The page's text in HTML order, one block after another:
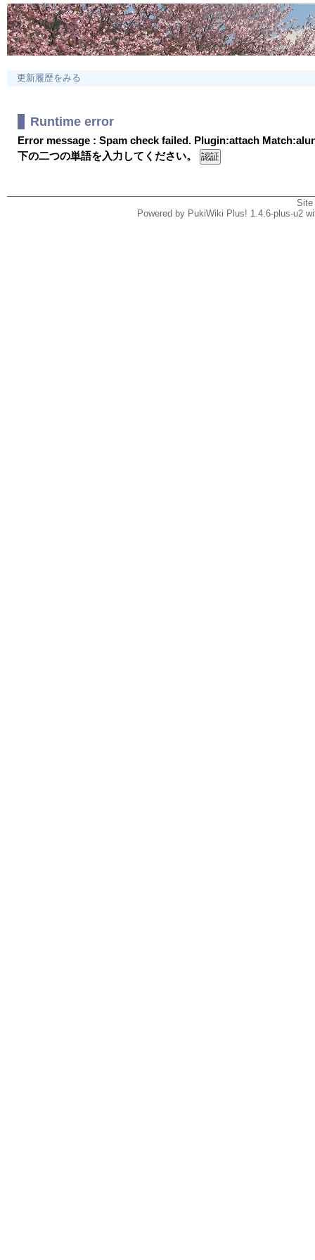
更新履歴をみる
Runtime error
Error message : Spam check failed. Plugin:attach
下の二つの単語を入力してください。
Powered by PukiWiki Plus! 1.4.6-plus-u2